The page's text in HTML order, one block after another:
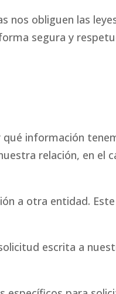
obliguen las
segura y
información
relación, en el
a otra entidad.
escrita a